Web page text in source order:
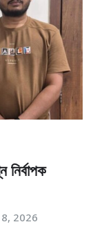
নির্বাপক
2026